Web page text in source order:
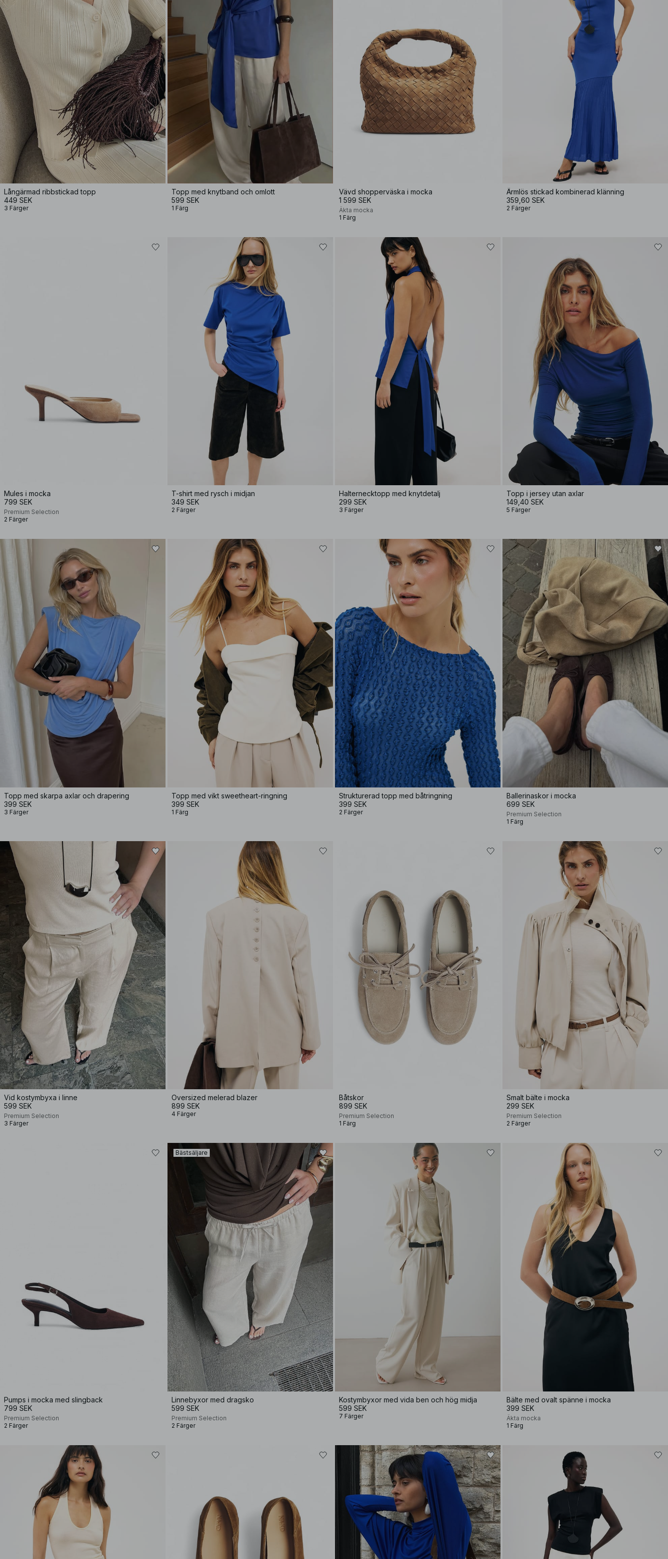
Långärmad ribbstickad topp
449 SEK
3 Färger
Topp med knytband och omlott
599 SEK
1 Färg
Vävd shopperväska i mocka
1 599 SEK
Äkta mocka
1 Färg
Ärmlös stickad kombinerad klänning
359,60 SEK
2 Färger
Mules i mocka
799 SEK
Premium Selection
2 Färger
T-shirt med rysch i midjan
349 SEK
2 Färger
Halternecktopp med knytdetalj
299 SEK
3 Färger
Topp i jersey utan axlar
149,40 SEK
5 Färger
Topp med skarpa axlar och drapering
399 SEK
3 Färger
Topp med vikt sweetheart-ringning
399 SEK
1 Färg
Strukturerad topp med båtringning
399 SEK
2 Färger
Ballerinaskor i mocka
699 SEK
Premium Selection
1 Färg
Vid kostymbyxa i linne
599 SEK
Premium Selection
3 Färger
Oversized melerad blazer
899 SEK
4 Färger
Båtskor
899 SEK
Premium Selection
1 Färg
Smalt bälte i mocka
299 SEK
Premium Selection
2 Färger
Pumps i mocka med slingback
799 SEK
Premium Selection
2 Färger
Bästsäljare
Linnebyxor med dragsko
599 SEK
Premium Selection
2 Färger
Kostymbyxor med vida ben och hög midja
599 SEK
7 Färger
Bälte med ovalt spänne i mocka
399 SEK
Äkta mocka
1 Färg